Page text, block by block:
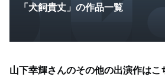
「犬飼貴丈」の作品一覧
山下幸輝さんのその他の出演作はこ